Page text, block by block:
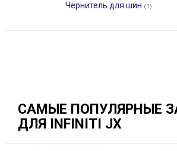
Чернитель для шин (1)
САМЫЕ ПОПУЛЯРНЫЕ
ДЛЯ INFINITI JX